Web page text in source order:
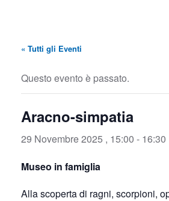
« Tutti gli Eventi
Questo evento è passato.
Aracno-simpatia
29 Novembre 2025 , 15:00 - 16:30
Museo in famiglia
Alla scoperta di ragni, scorpioni,